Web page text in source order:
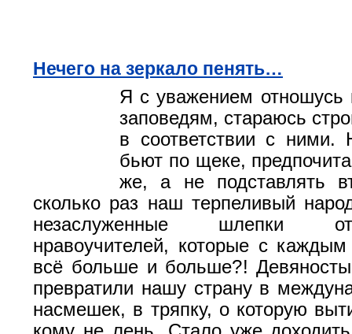
Нечего на зеркало пенять…
Я с уважением отношусь
заповедям, стараюсь
в соответствии с ними.
бьют по щеке,
же, а не подставлять
сколько раз наш терпеливый
незаслуженные шлепки
нравоучителей, которые с
всё больше и больше?!
превратили нашу страну в
насмешек, в тряпку, о которую